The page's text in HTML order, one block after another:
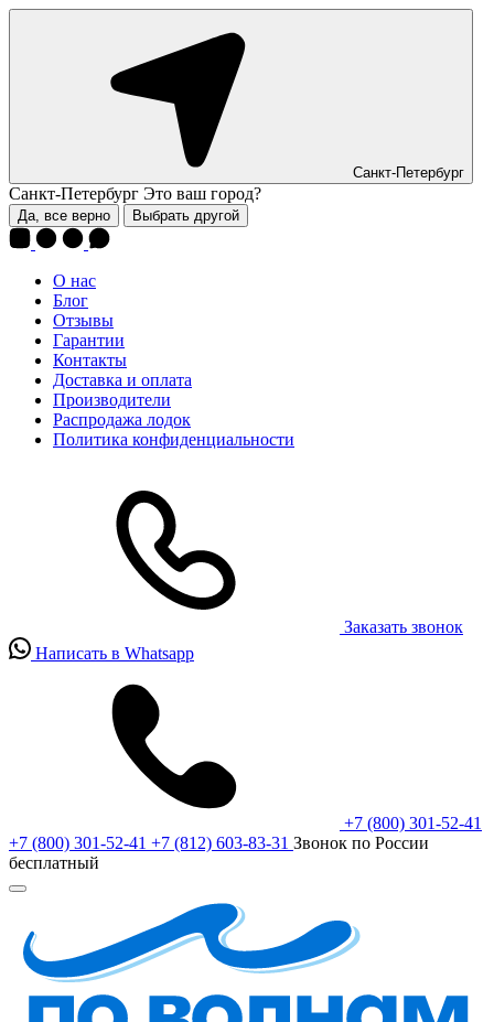
Санкт-Петербург
Санкт-Петербург Это ваш город?
Да, все верно Выбрать другой
О нас
Блог
Отзывы
Гарантии
Контакты
Доставка и оплата
Производители
Распродажа лодок
Политика конфиденциальности
Заказать звонок
Написать в Whatsapp
+7 (800) 301-52-41
+7 (800) 301-52-41 +7 (812) 603-83-31 Звонок по России
бесплатный